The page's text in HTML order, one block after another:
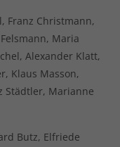
Franz Christmann,
Maria
Alexander Klatt,
Klaus Masson,
Städtler, Marianne
Butz, Elfriede